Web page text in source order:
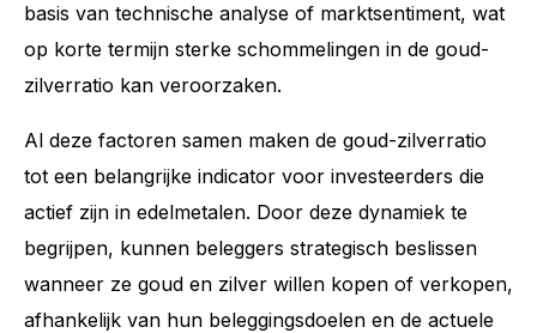
basis van technische analyse of marktsentiment, wat
op korte termijn sterke schommelingen in de goud-
zilverratio kan veroorzaken.
Al deze factoren samen maken de goud-zilverratio
tot een belangrijke indicator voor investeerders die
actief zijn in edelmetalen. Door deze dynamiek te
begrijpen, kunnen beleggers strategisch beslissen
wanneer ze goud en zilver willen kopen of verkopen,
afhankelijk van hun beleggingsdoelen en de actuele